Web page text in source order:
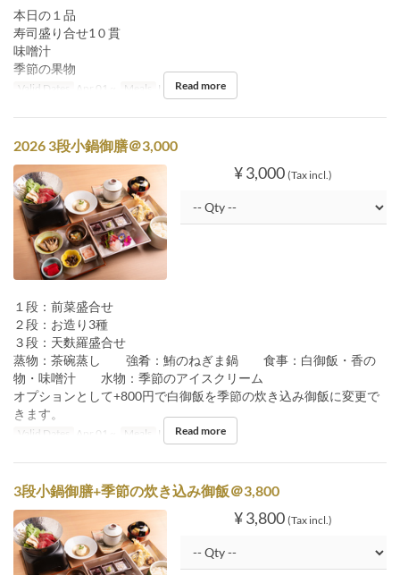
本日の１品
寿司盛り合せ1０貫
味噌汁
季節の果物
Valid Dates Apr 01 ~ Meals LunchRead more
2026 3段小鍋御膳＠3,000
¥ 3,000 (Tax incl.)
１段：前菜盛合せ
２段：お造り3種
３段：天麩羅盛合せ
蒸物：茶碗蒸し 強肴：鮪のねぎま鍋 食事：白御飯・香の
物・味噌汁 水物：季節のアイスクリーム
オプションとして+800円で白御飯を季節の炊き込み御飯に変更で
きます。
Valid Dates Apr 01 ~ Meals LunchRead more
3段小鍋御膳+季節の炊き込み御飯＠3,800
¥ 3,800 (Tax incl.)